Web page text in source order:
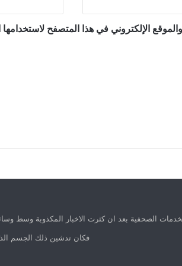
الإلكتروني في هذا المتصفح لاستخدامها
الصحفية بعد ان كثرت الاخبار المكذوبة وسط
فكان تدشين ذلك الجسم